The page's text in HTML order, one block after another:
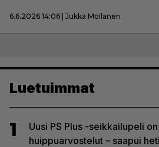
6.6.2026 14:06 | Jukka Moilanen
Luetuimmat
1
Uusi PS Plus -seikkailupeli
huippuarvostelut – saapui